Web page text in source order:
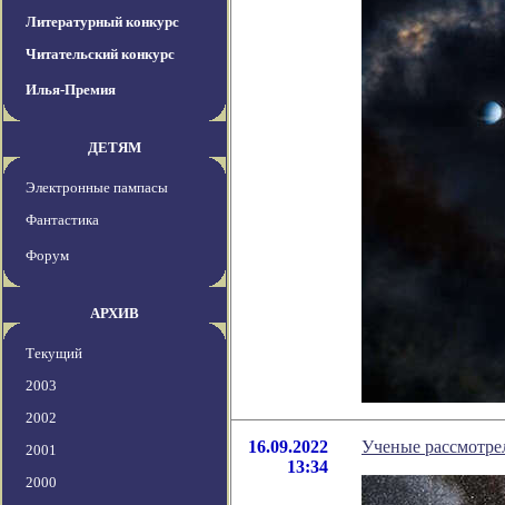
Литературный конкурс
Читательский конкурс
Илья-Премия
ДЕТЯМ
Электронные пампасы
Фантастика
Форум
АРХИВ
Текущий
2003
2002
2001
2000
16.09.2022
13:34
Ученые